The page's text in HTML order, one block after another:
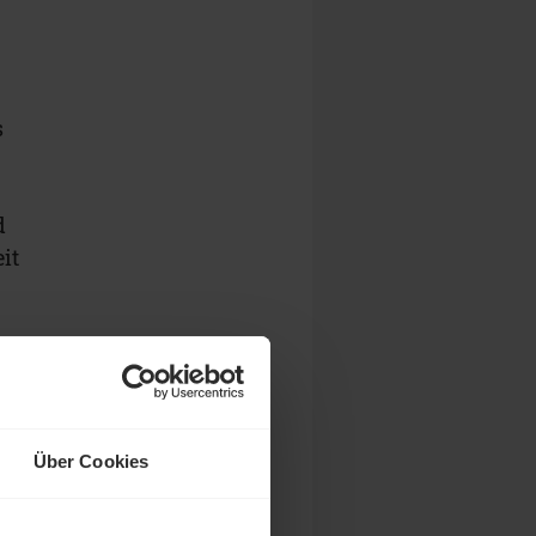
Über Cookies